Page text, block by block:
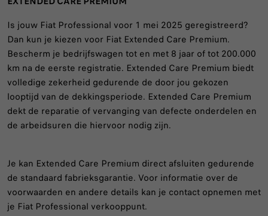
Is jouw Fiat Professional voor 1 mei 2025 geregistreerd?
Dan kun je kiezen voor Fiat Extended Care Premium.
Bescherm je bedrijfswagen tot en met 8 jaar of tot 200.000
km na de eerste registratie. Extended Care Premium biedt
volledige zekerheid gedurende de door jou gekozen
looptijd van de dekkingsperiode. Extended Care Premium
dekt de reparatie of vervanging van defecte onderdelen en
de arbeidsuren die hiervoor nodig zijn.
Je kan Extended Care Premium direct afsluiten gedurende
de standaard fabrieksgarantie. Voor informatie over de
voorwaarden en andere details kan je contact opnemen met
je Fiat Professional verkooppunt.